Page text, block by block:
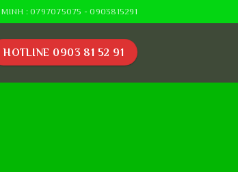
MINH : 0797075075 - 0903815291
HOTLINE 0903 81 52 91